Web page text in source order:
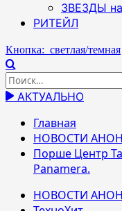
ЗВЕЗДЫ
РИТЕЙЛ
Кнопка: светлая/темная
Найти:
АКТУАЛЬНО
Главная
НОВОСТИ
Порше Центр
Panamera.
НОВОСТИ